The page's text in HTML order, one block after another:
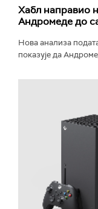
Хабл направио
Андромеде до
Нова анализа
показује да